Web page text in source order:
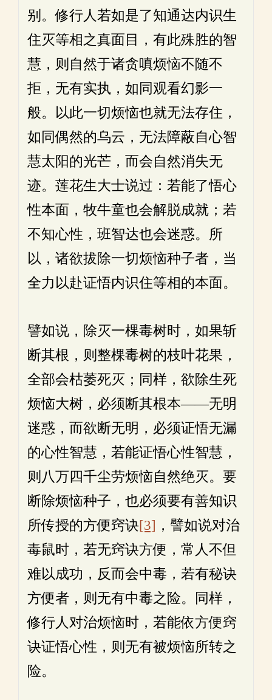
别。修行人若如是了知通达内识生
住灭等相之真面目，有此殊胜的智
慧，则自然于诸贪嗔烦恼不随不
拒，无有实执，如同观看幻影一
般。以此一切烦恼也就无法存住，
如同偶然的乌云，无法障蔽自心智
慧太阳的光芒，而会自然消失无
迹。莲花生大士说过：若能了悟心
性本面，牧牛童也会解脱成就；若
不知心性，班智达也会迷惑。所
以，诸欲拔除一切烦恼种子者，当
全力以赴证悟内识住等相的本面。
譬如说，除灭一棵毒树时，如果斩
断其根，则整棵毒树的枝叶花果，
全部会枯萎死灭；同样，欲除生死
烦恼大树，必须断其根本——无明
迷惑，而欲断无明，必须证悟无漏
的心性智慧，若能证悟心性智慧，
则八万四千尘劳烦恼自然绝灭。要
断除烦恼种子，也必须要有善知识
所传授的方便窍诀[3] ，譬如说对治
毒鼠时，若无窍诀方便，常人不但
难以成功，反而会中毒，若有秘诀
方便者，则无有中毒之险。同样，
修行人对治烦恼时，若能依方便窍
诀证悟心性，则无有被烦恼所转之
险。